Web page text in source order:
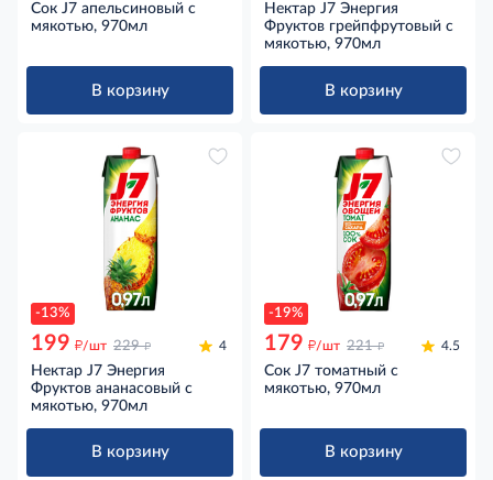
Сок J7 апельсиновый с
мякотью, 970мл
В корзину
Нектар J7 Энергия
Фруктов грейпфрутовый с
мякотью, 970мл
В корзину
-13%
199 д/шт 229 д 4
Нектар J7 Энергия
Фруктов ананасовый с
мякотью, 970мл
В корзину
-19%
179 д/шт 221 д 4.5
Сок J7 томатный с
мякотью, 970мл
В корзину